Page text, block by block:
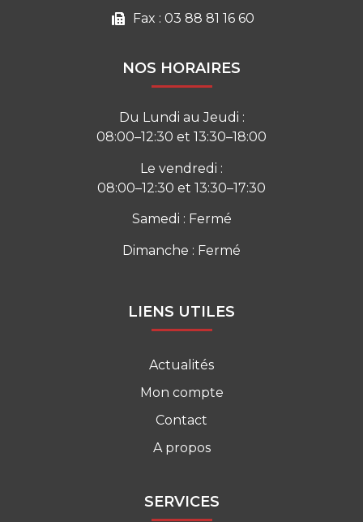
Fax : 03 88 81 16 60
NOS HORAIRES
Du Lundi au Jeudi :
08:00–12:30 et 13:30–18:00
Le vendredi :
08:00–12:30 et 13:30–17:30
Samedi : Fermé
Dimanche : Fermé
LIENS UTILES
Actualités
Mon compte
Contact
A propos
SERVICES